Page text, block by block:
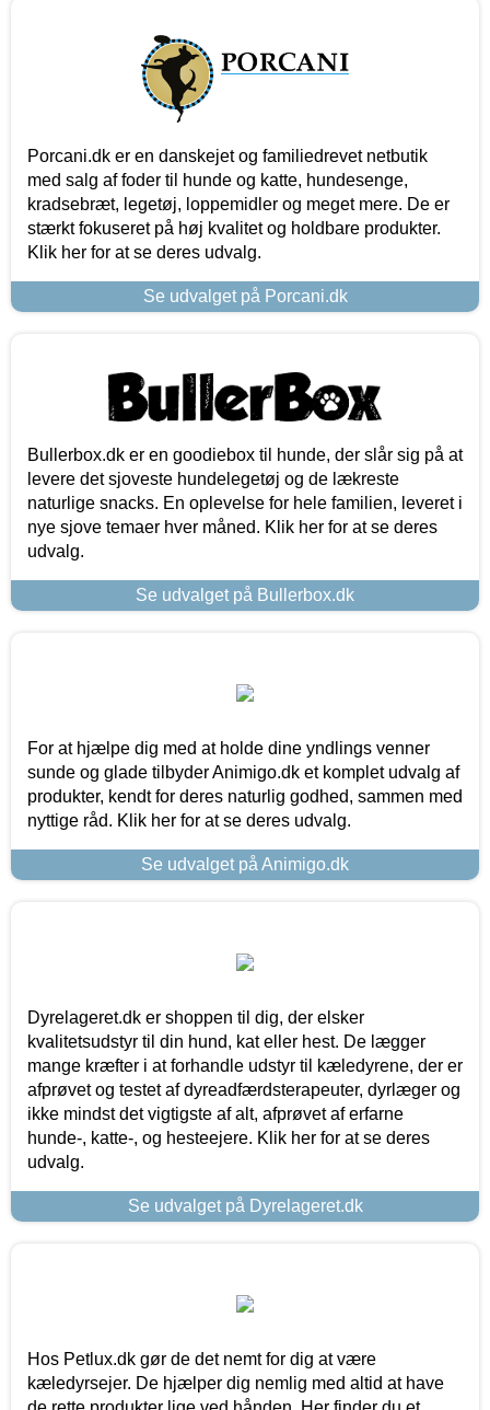
Porcani.dk er en danskejet og familiedrevet netbutik
med salg af foder til hunde og katte, hundesenge,
kradsebræt, legetøj, loppemidler og meget mere. De er
stærkt fokuseret på høj kvalitet og holdbare produkter.
Klik her for at se deres udvalg.
Se udvalget på Porcani.dk
Bullerbox.dk er en goodiebox til hunde, der slår sig på at
levere det sjoveste hundelegetøj og de lækreste
naturlige snacks. En oplevelse for hele familien, leveret i
nye sjove temaer hver måned. Klik her for at se deres
udvalg.
Se udvalget på Bullerbox.dk
For at hjælpe dig med at holde dine yndlings venner
sunde og glade tilbyder Animigo.dk et komplet udvalg af
produkter, kendt for deres naturlig godhed, sammen med
nyttige råd. Klik her for at se deres udvalg.
Se udvalget på Animigo.dk
Dyrelageret.dk er shoppen til dig, der elsker
kvalitetsudstyr til din hund, kat eller hest. De lægger
mange kræfter i at forhandle udstyr til kæledyrene, der er
afprøvet og testet af dyreadfærdsterapeuter, dyrlæger og
ikke mindst det vigtigste af alt, afprøvet af erfarne
hunde-, katte-, og hesteejere. Klik her for at se deres
udvalg.
Se udvalget på Dyrelageret.dk
Hos Petlux.dk gør de det nemt for dig at være
kæledyrsejer. De hjælper dig nemlig med altid at have